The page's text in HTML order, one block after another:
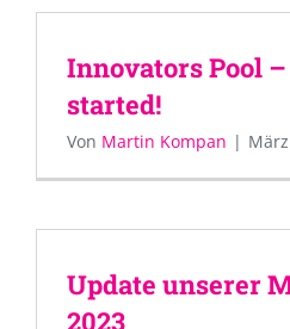
Innovators Pool –
started!
Von Martin Kompan |
Update unserer
2023